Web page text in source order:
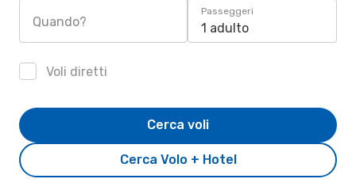
Quando?
Passeggeri
1 adulto
Voli diretti
Cerca Volo + Hotel
Cerca voli